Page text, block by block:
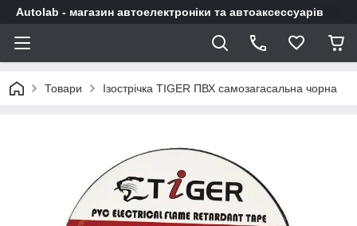
Autolab - магазин автоелектроніки та автоаксессуарів
Товари Ізострічка TIGER ПВХ самозагасальна чорна